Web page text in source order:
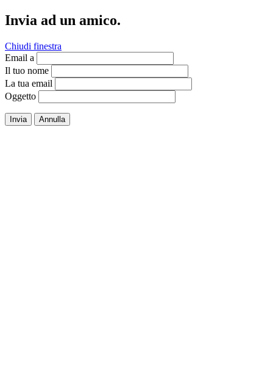
Invia ad un amico.
Chiudi finestra
Email a
Il tuo nome
La tua email
Oggetto
Invia Annulla